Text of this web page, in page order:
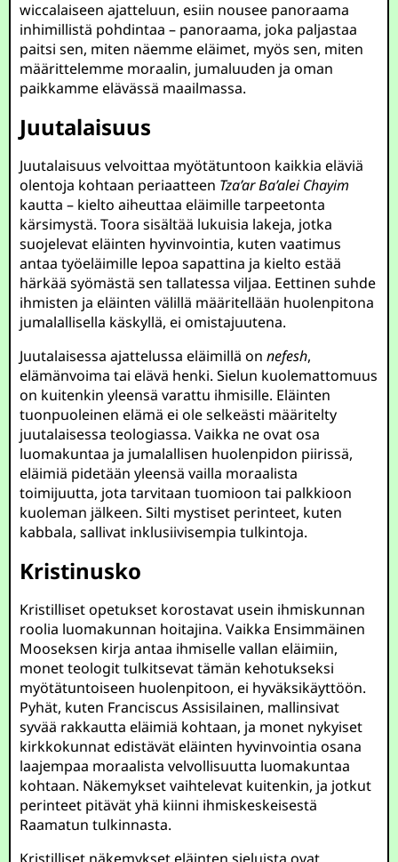
wiccalaiseen ajatteluun, esiin nousee panoraama
inhimillistä pohdintaa – panoraama, joka paljastaa
paitsi sen, miten näemme eläimet, myös sen, miten
määrittelemme moraalin, jumaluuden ja oman
paikkamme elävässä maailmassa.
Juutalaisuus
Juutalaisuus velvoittaa myötätuntoon kaikkia eläviä
olentoja kohtaan periaatteen Tza’ar Ba’alei Chayim
kautta – kielto aiheuttaa eläimille tarpeetonta
kärsimystä. Toora sisältää lukuisia lakeja, jotka
suojelevat eläinten hyvinvointia, kuten vaatimus
antaa työeläimille lepoa sapattina ja kielto estää
härkää syömästä sen tallatessa viljaa. Eettinen suhde
ihmisten ja eläinten välillä määritellään huolenpitona
jumalallisella käskyllä, ei omistajuutena.
Juutalaisessa ajattelussa eläimillä onnefesh,
elämänvoima tai elävä henki. Sielun kuolemattomuus
on kuitenkin yleensä varattu ihmisille. Eläinten
tuonpuoleinen elämä ei ole selkeästi määritelty
juutalaisessa teologiassa. Vaikka ne ovat osa
luomakuntaa ja jumalallisen huolenpidon piirissä,
eläimiä pidetään yleensä vailla moraalista
toimijuutta, jota tarvitaan tuomioon tai palkkioon
kuoleman jälkeen. Silti mystiset perinteet, kuten
kabbala, sallivat inklusiivisempia tulkintoja.
Kristinusko
Kristilliset opetukset korostavat usein ihmiskunnan
roolia luomakunnan hoitajina. Vaikka Ensimmäinen
Mooseksen kirja antaa ihmiselle vallan eläimiin,
monet teologit tulkitsevat tämän kehotukseksi
myötätuntoiseen huolenpitoon, ei hyväksikäyttöön.
Pyhät, kuten Franciscus Assisilainen, mallinsivat
syvää rakkautta eläimiä kohtaan, ja monet nykyiset
kirkkokunnat edistävät eläinten hyvinvointia osana
laajempaa moraalista velvollisuutta luomakuntaa
kohtaan. Näkemykset vaihtelevat kuitenkin, ja jotkut
perinteet pitävät yhä kiinni ihmiskeskeisestä
Raamatun tulkinnasta.